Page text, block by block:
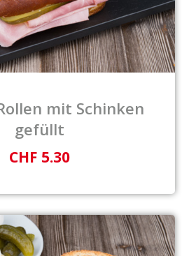
mit Schinken
gefüllt
CHF 5.30